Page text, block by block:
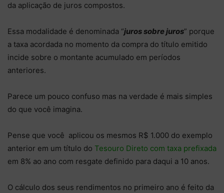
da aplicação de juros compostos.
Essa modalidade é denominada “juros sobre juros” porque
a taxa acordada no momento da compra do título emitido
incide sobre o montante acumulado em períodos
anteriores.
Parece um pouco confuso mas na verdade é mais simples
do que você imagina.
Pense que você aplicou os mesmos R$ 1.000 do exemplo
anterior em um título do Tesouro Direto com taxa prefixada
em 8% ao ano com resgate definido para daqui a 10 anos.
O cálculo dos seus rendimentos no primeiro ano é feito da